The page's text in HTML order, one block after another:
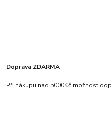
Doprava ZDARMA
Při nákupu nad 5000Kč možnost